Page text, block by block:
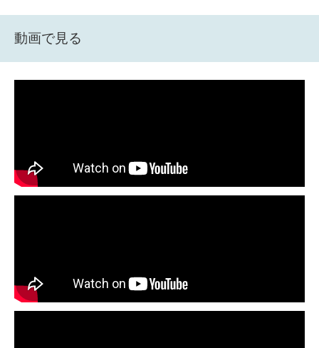
動画で見る